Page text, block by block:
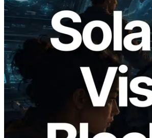
2026.05.24
Validators Solutions 发布
Analyzer — 以 slot 为单位
成时间与对应验证者